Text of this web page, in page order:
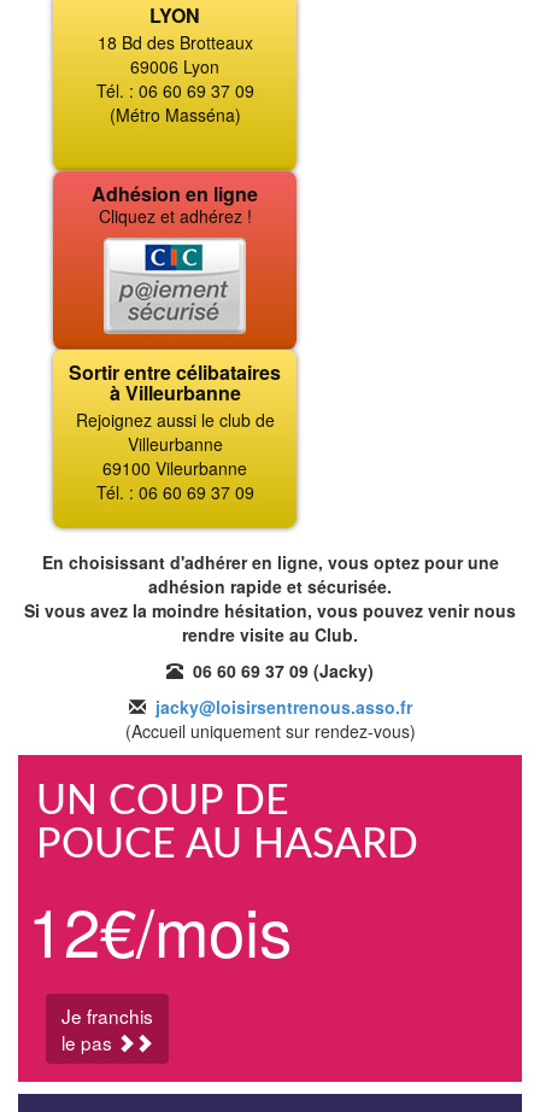
LYON
18 Bd des Brotteaux
69006 Lyon
Tél. : 06 60 69 37 09
(Métro Masséna)
Adhésion en ligne
Cliquez et adhérez !
Sortir entre célibataires
à Villeurbanne
Rejoignez aussi le club de
Villeurbanne
69100 Vileurbanne
Tél. : 06 60 69 37 09
En choisissant d'adhérer en ligne, vous optez pour une
adhésion rapide et sécurisée.
Si vous avez la moindre hésitation, vous pouvez venir nous
rendre visite au Club.
06 60 69 37 09 (Jacky)
jacky@loisirsentrenous.asso.fr
(Accueil uniquement sur rendez-vous)
UN COUP DE
POUCE AU HASARD
12€/mois
Je franchis
le pas